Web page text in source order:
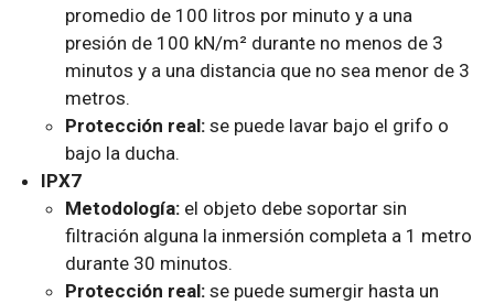
promedio de 100 litros por minuto y a una
presión de 100 kN/m² durante no menos de 3
minutos y a una distancia que no sea menor de 3
metros.
Protección real:se puede lavar bajo el grifo o
bajo la ducha.
IPX7
Metodología:el objeto debe soportar sin
filtración alguna la inmersión completa a 1 metro
durante 30 minutos.
Protección real:se puede sumergir hasta un